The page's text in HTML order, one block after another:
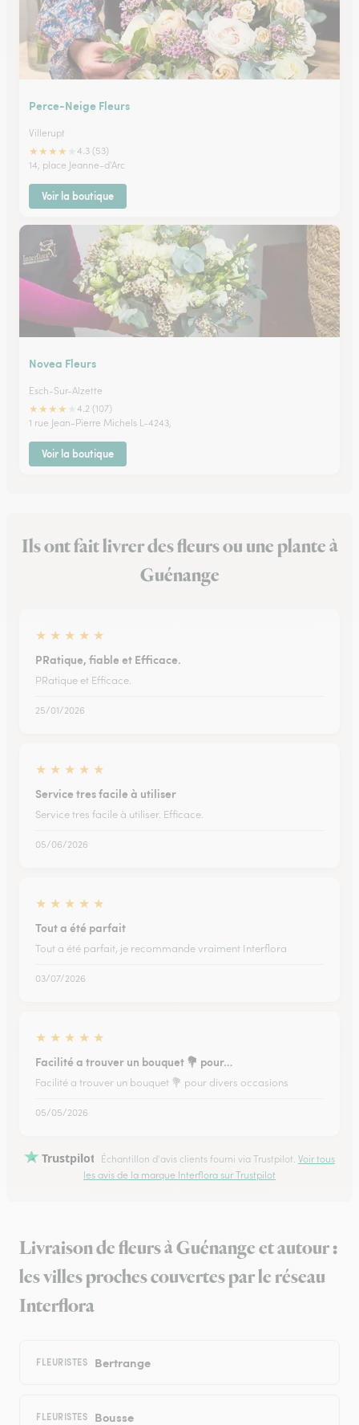
Perce-Neige Fleurs
Villerupt
★★★★
4.3 (53)
14, place Jeanne-d'Arc
Voir la boutique
Novea Fleurs
Esch-Sur-Alzette
★★★★
4.2 (107)
1 rue Jean-Pierre Michels L-4243,
Voir la boutique
Ils ont fait livrer des fleurs ou une plante à
Guénange
★ ★ ★ ★ ★
PRatique, fiable et Efficace.
PRatique et Efficace.
25/01/2026
★ ★ ★ ★ ★
Service tres facile à utiliser
Service tres facile à utiliser. Efficace.
05/06/2026
★ ★ ★ ★ ★
Tout a été parfait
Tout a été parfait, je recommande vraiment Interflora
03/07/2026
★ ★ ★ ★ ★
Facilité a trouver un bouquet 💐 pour…
Facilité a trouver un bouquet 💐 pour divers occasions
05/05/2026
Trustpilot Échantillon d'avis clients fourni via Trustpilot. Voir tous
les avis de la marque Interflora sur Trustpilot
Livraison de fleurs à Guénange et autour :
les villes proches couvertes par le réseau
Interflora
FLEURISTES Bertrange
FLEURISTES Bousse